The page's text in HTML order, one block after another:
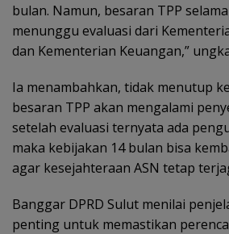
bulan. Namun, besaran TPP
menunggu evaluasi dari
dan Kementerian Keuangan,”
Ia menambahkan, tidak menutup
besaran TPP akan mengalami
setelah evaluasi ternyata ada
maka kebijakan 14 bulan bisa
agar kesejahteraan ASN tetap
Banggar DPRD Sulut menilai
penting untuk memastikan